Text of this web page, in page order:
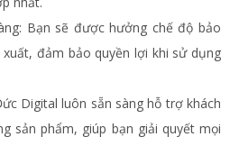
Bạn sẽ được hưởng chế độ bảo
đảm bảo quyền lợi khi sử dụng
Digital luôn sẵn sàng hỗ trợ khách
sản phẩm, giúp bạn giải quyết mọi